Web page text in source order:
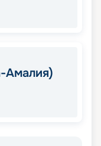
Амалия)